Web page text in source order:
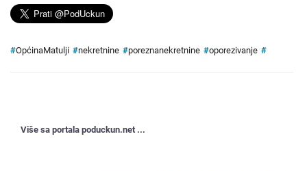
#OpćinaMatulji #nekretnine #poreznanekretnine #oporezivanje #
Više sa portala poduckun.net ...